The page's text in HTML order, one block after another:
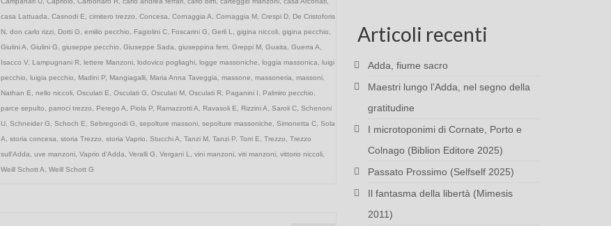
casa Lattuada
Casnodi E cimitero trezzo Concesa Cornaggia A Cornaggia M, Crespi D,
De Cristoforis
N, don carlo rizzi, Dotti G emilio pecchio Fagiolini C, Foscarini G Gerli L gigina niccoli, gigina pecchio
Giulini A
Giulini G giuseppe pecchio Giuseppe Sada giuseppina ferri, Greppi M, Guaita Guerra A
Isacco V, Lampugnani R, lettere Manzoni, lodovico pogliaghi, logge massoniche loggia massonica
luigi
pecchio
luigia pecchio Madini P, Mangiagalli, Maria Anna Taveggia massone massoneria massoni,
Nathan E
nello niccoli, Osculati E Osculati G Osculati M, Osculati R, Paganini I Palmiro pecchio
parce sepulto
parroci trezzo Perego A Piola P, Ramazzotti A Ravasoli E Rizzini A Saroli C, Schenoni
U, Schneider G Schoch E Sebregondi G sepolture massoni, sepolture massoniche Simonetta C, Sola
A
storia concesa storia Trezzo storia Vaprio Stucchi A Tanzi M, Tanzi P, Torri E Trezzo
Trezzo
sull'Adda
uve manzoni, Vaprio d'Adda Veralli G Vergani L vini manzoni, viti manzoni, vittorio niccoli,
Weill Schott A
Weill Schott G
Articoli recenti
Adda, fiume sacro
Maestri lungo l’Adda, nel segno della
gratitudine
I microtoponimi di Cornate, Porto e
Colnago (Biblion Editore 2025)
Passato Prossimo (Selfself 2025)
Il fantasma della libertà (Mimesis
2011)